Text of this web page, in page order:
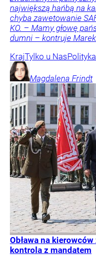
największą hańbą na
chyba zawetowanie
KO. – Mamy głowę
dumni – kontruje
KrajTylko u NasPolityka
Magdalena Frindt
Obława na
kontrola z mandatem